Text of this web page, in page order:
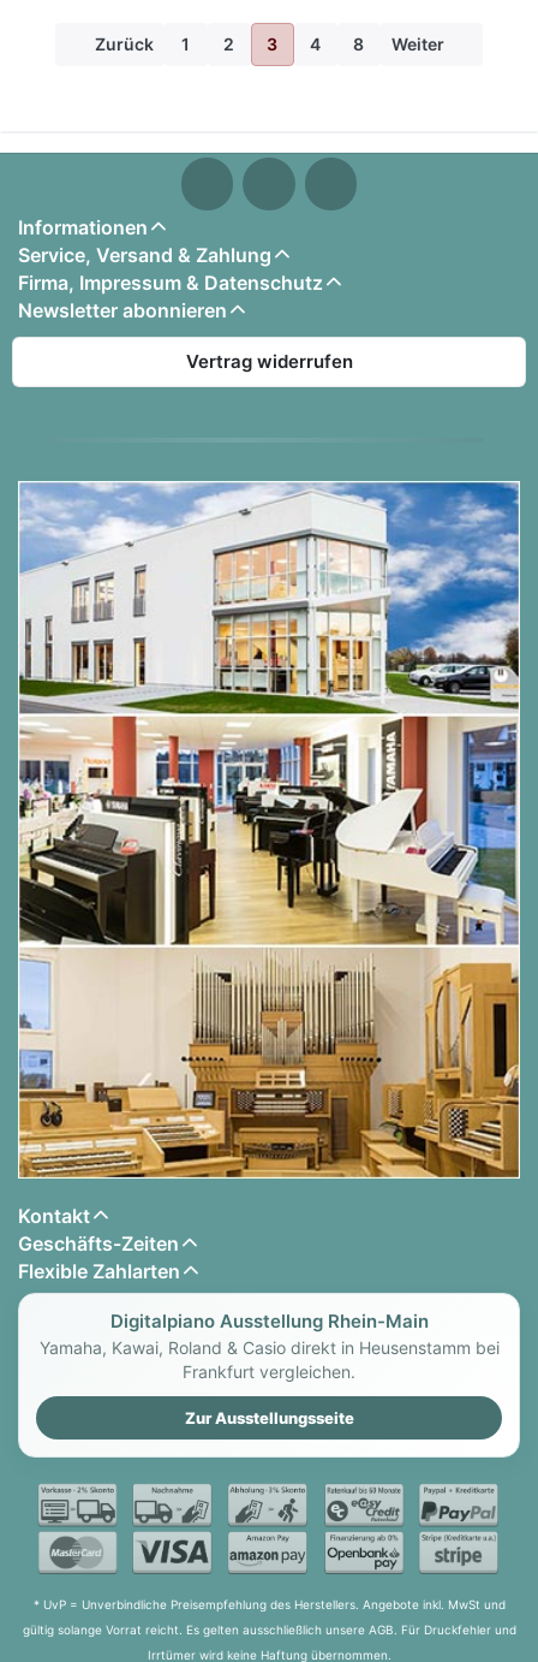
Zurück 1 2 3 4 8 Weiter
Informationen
Service, Versand & Zahlung
Firma, Impressum & Datenschutz
Newsletter abonnieren
Vertrag widerrufen
Kontakt
Geschäfts-Zeiten
Flexible Zahlarten
Digitalpiano Ausstellung Rhein-Main
Yamaha, Kawai, Roland & Casio direkt in Heusenstamm bei
Frankfurt vergleichen.
Zur Ausstellungsseite
* UvP = Unverbindliche Preisempfehlung des Herstellers. Angebote inkl. MwSt und
gültig solange Vorrat reicht. Es gelten ausschließlich unsere AGB. Für Druckfehler und
Irrtümer wird keine Haftung übernommen.